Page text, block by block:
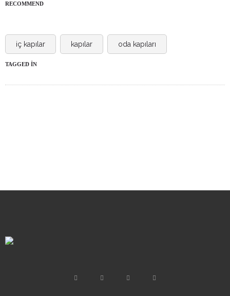
RECOMMEND
iç kapılar kapılar oda kapıları
TAGGED IN